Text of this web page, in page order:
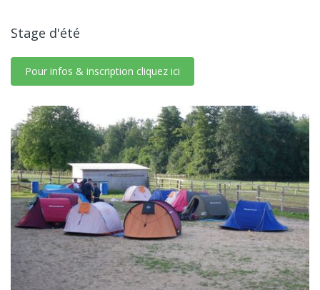
Stage d'été
Pour infos & inscription cliquez ici